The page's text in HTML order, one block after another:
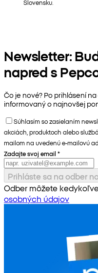
Slovensku.
Newsletter:
napred s
Čo je nové? Po prihlásení
informovaný o najnovšej
Súhlasím so zasielaním
akciách, produktoch alebo
mailom na uvedenú e-mailovú
Zadajte svoj email *
Prihláste sa na odber
Odber môžete
osobných údajov